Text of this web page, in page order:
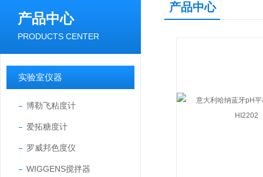
产品中心
PRODUCTS CENTER
实验室仪器
博勒飞粘度计
爱拓糖度计
罗威邦色度仪
WIGGENS搅拌器
产品中心